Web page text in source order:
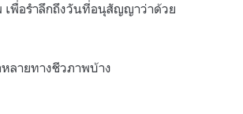
พื่อรำลึกถึงวันที่อนุสัญญาว่าด้วย
ลายทางชีวภาพบ้าง